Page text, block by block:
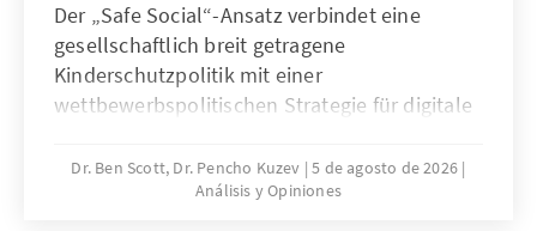
Der „Safe Social“-Ansatz verbindet eine
gesellschaftlich breit getragene
Kinderschutzpolitik mit einer
wettbewerbspolitischen Strategie für digitale
unter 16-Jährige reagieren viele Staaten auf
gefährliche digitale Produkte und die
Dr. Ben Scott, Dr. Pencho Kuzev 5 de agosto de 2026
Análisis y Opiniones